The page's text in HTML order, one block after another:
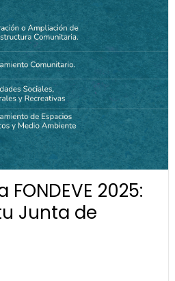
2025:
Junta de